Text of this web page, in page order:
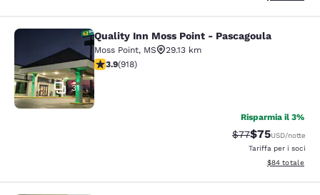
Quality Inn Moss Point - Pascagoula
31
Quality Inn Moss Point - Pascagoula
Moss Point, MS
29.13 km
Valutazione di 3.88 stelle. Buono. 918 recensioni
3.9(918)
Risparmia il 3%
Tariffa di
$77Tariffa
$75USD/notte
Tariffa per i soci
Visualizza i
$84 totale